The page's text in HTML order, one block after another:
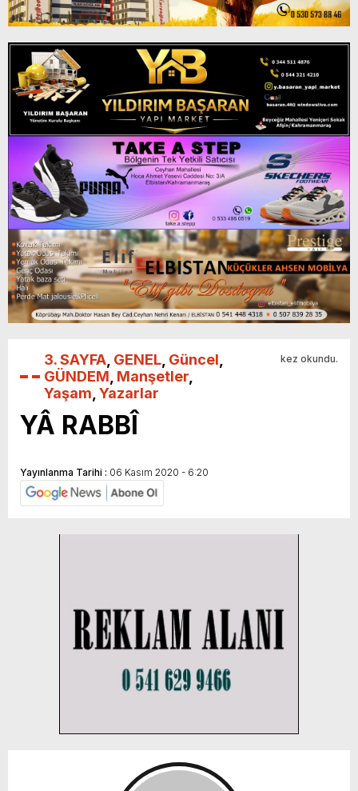
3. SAYFA GENEL Güncel
GÜNDEM Manşetler
Yaşam Yazarlar
kez okundu.
YÂ RABBÎ
Yayınlanma Tarihi : 06 Kasım 2020 - 6:20